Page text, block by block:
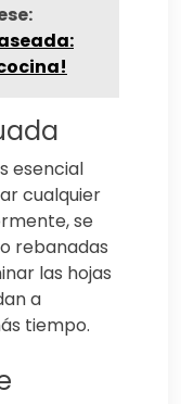
esencial
cualquier
se
rebanadas
las hojas
a
tiempo.